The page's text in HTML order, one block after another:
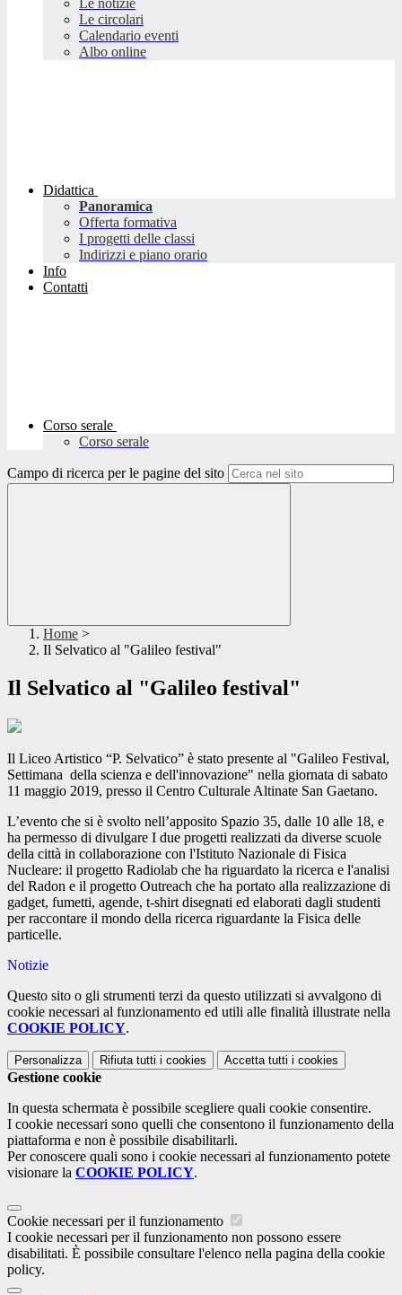
Le notizie
Le circolari
Calendario eventi
Albo online
Didattica
Panoramica
Offerta formativa
I progetti delle classi
Indirizzi e piano orario
Info
Contatti
Corso serale
Corso serale
Campo di ricerca per le pagine del sito
Home >
Il Selvatico al "Galileo festival"
Il Selvatico al "Galileo festival"
Il Liceo Artistico “P. Selvatico” è stato presente al "Galileo Festival,
Settimana della scienza e dell'innovazione" nella giornata di sabato
11 maggio 2019, presso il Centro Culturale Altinate San Gaetano.
L’evento che si è svolto nell’apposito Spazio 35, dalle 10 alle 18, e
ha permesso di divulgare I due progetti realizzati da diverse scuole
della città in collaborazione con l'Istituto Nazionale di Fisica
Nucleare: il progetto Radiolab che ha riguardato la ricerca e l'analisi
del Radon e il progetto Outreach che ha portato alla realizzazione di
gadget, fumetti, agende, t-shirt disegnati ed elaborati dagli studenti
per raccontare il mondo della ricerca riguardante la Fisica delle
particelle.
Notizie
Questo sito o gli strumenti terzi da questo utilizzati si avvalgono di
cookie necessari al funzionamento ed utili alle finalità illustrate nella
COOKIE POLICY.
Personalizza Rifiuta tutti i cookies Accetta tutti i cookies
Gestione cookie
In questa schermata è possibile scegliere quali cookie consentire.
I cookie necessari sono quelli che consentono il funzionamento della
piattaforma e non è possibile disabilitarli.
Per conoscere quali sono i cookie necessari al funzionamento potete
visionare la COOKIE POLICY.
Cookie necessari per il funzionamento
I cookie necessari per il funzionamento non possono essere
disabilitati. È possibile consultare l'elenco nella pagina della cookie
policy.